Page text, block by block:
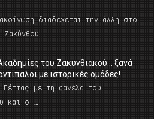
διαδέχεται την άλλη στο
…
του Ζακυνθιακού… ξανά
με ιστορικές ομάδες!
Πέττας με τη φανέλα του
και ο …